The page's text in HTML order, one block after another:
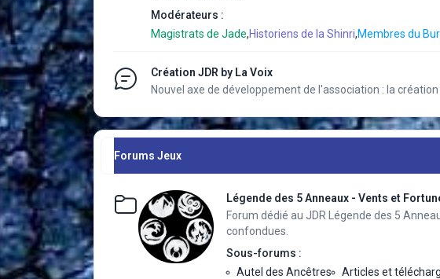
Modérateurs :
Magistrats de Jade,Historiens de la Shinri,Membres du
Création JDR by La Voix
Nouvel axe de développement de l'association : la création
Forums Jeux
Légende des 5 Anneaux - Vents et
Forum dédié au JDR Légende des 5
confondues.
Sous-forums :
Autel des Ancêtres
Articles et